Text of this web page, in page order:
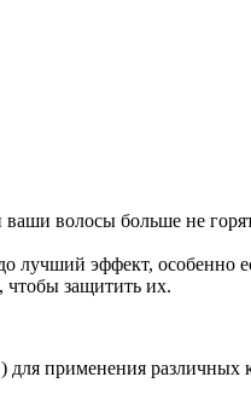
ваши волосы больше не
лучший эффект, особенно
чтобы защитить их.
применения различных